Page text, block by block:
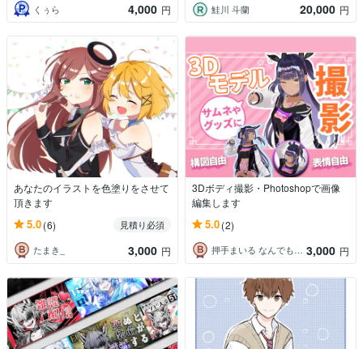
くぅら
4,000 円
鮭川 斗蘭
20,000 円
あなたのイラストを色塗りをさせて
頂きます
5.0(6)
見積り必須
たまき_
3,000 円
3Dボディ撮影・Photoshopで画像
編集します
5.0(2)
押手まいる なんでも技術屋Vtuber 3,000 円